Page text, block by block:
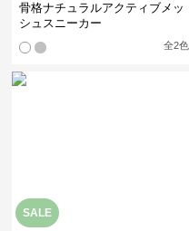
骨格ナチュラルアクティブメッ
シュスニーカー
全2色
SALE